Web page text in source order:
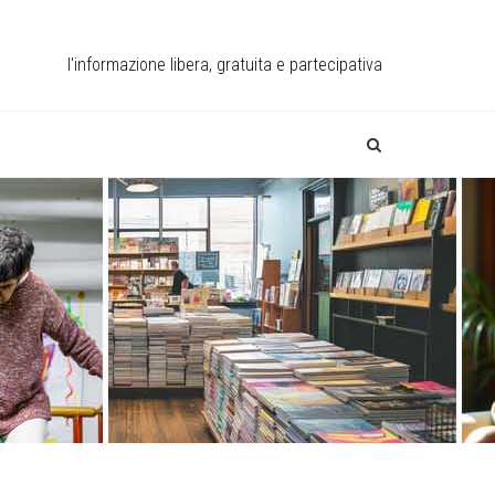
l'informazione libera, gratuita e partecipativa